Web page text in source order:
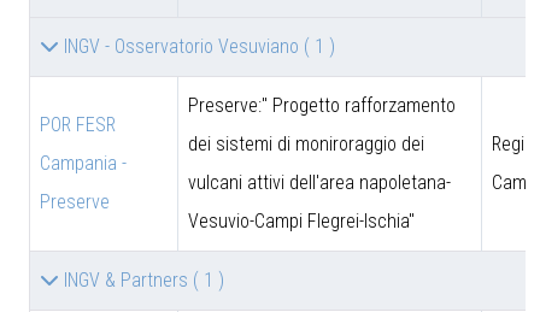
INGV - Osservatorio Vesuviano ( 1 )
POR FESR
Campania -
Preserve
Preserve:" Progetto rafforzamento
dei sistemi di moniroraggio dei
vulcani attivi dell'area napoletana-
Vesuvio-Campi Flegrei-Ischia"
INGV & Partners ( 1 )